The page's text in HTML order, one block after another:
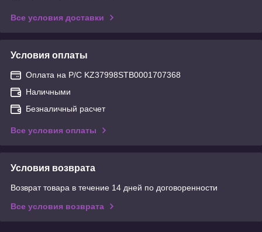
Все условия доставки
Условия оплаты
Оплата на Р/С KZ37998STB0001707368
Наличными
Безналичный расчет
Все условия оплаты
Условия возврата
Возврат товара в течение 14 дней по договоренности
Все условия возврата